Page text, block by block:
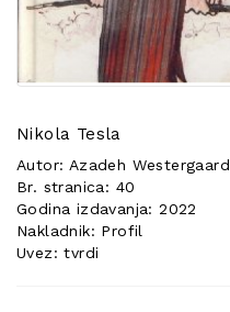
Nikola Tesla
Autor: Azadeh Westergaard
Br. stranica: 40
Godina izdavanja: 2022
Nakladnik: Profil
Uvez: tvrdi